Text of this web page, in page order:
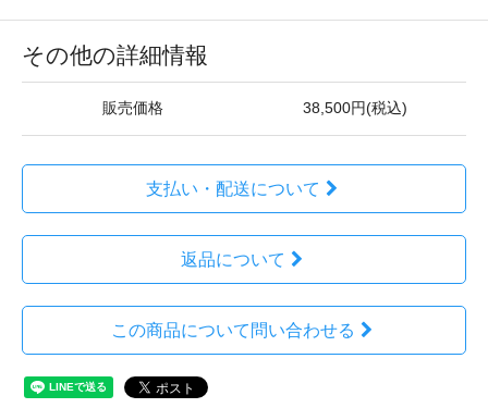
その他の詳細情報
販売価格 38,500円(税込)
支払い・配送について
返品について
この商品について問い合わせる